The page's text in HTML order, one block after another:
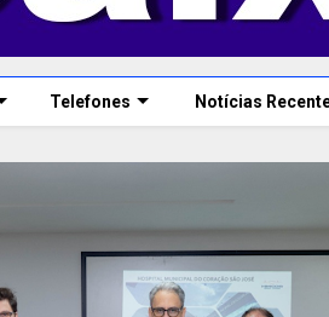
Telefones Notícias